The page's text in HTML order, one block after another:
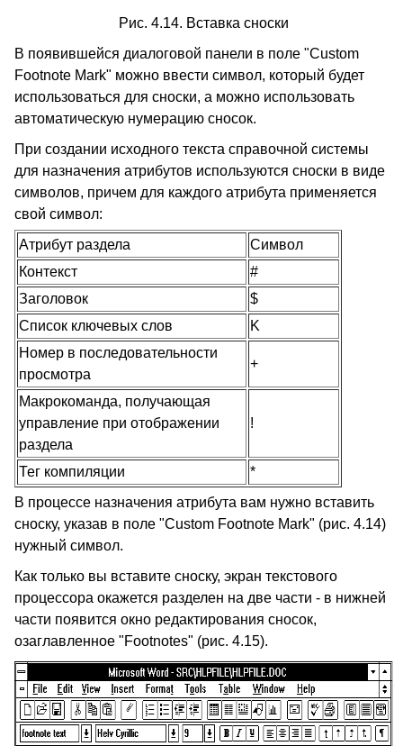
Рис. 4.14. Вставка сноски
В появившейся диалоговой панели в поле "Custom
Footnote Mark" можно ввести символ, который будет
использоваться для сноски, а можно использовать
автоматическую нумерацию сносок.
При создании исходного текста справочной системы
для назначения атрибутов используются сноски в виде
символов, причем для каждого атрибута применяется
свой символ:
Атрибут раздела
Символ
Контекст
#
Заголовок
$
Список ключевых слов
K
Номер в последовательности
просмотра
+
Макрокоманда, получающая
управление при отображении
раздела
!
Тег компиляции
*
В процессе назначения атрибута вам нужно вставить
сноску, указав в поле "Custom Footnote Mark" (рис. 4.14)
нужный символ.
Как только вы вставите сноску, экран текстового
процессора окажется разделен на две части - в нижней
части появится окно редактирования сносок,
озаглавленное "Footnotes" (рис. 4.15).